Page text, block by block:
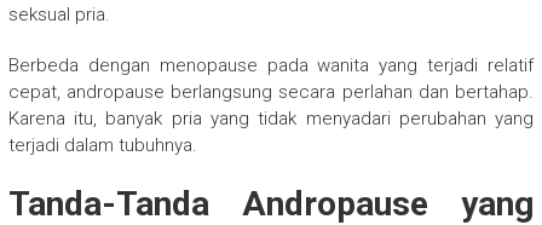
seksual pria.
Berbeda dengan menopause pada wanita yang terjadi relatif
cepat, andropause berlangsung secara perlahan dan bertahap.
Karena itu, banyak pria yang tidak menyadari perubahan yang
terjadi dalam tubuhnya.
Tanda-Tanda Andropause yang